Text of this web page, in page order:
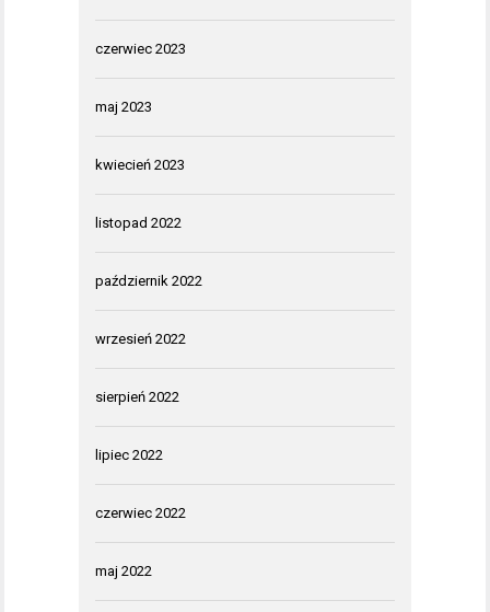
czerwiec 2023
maj 2023
kwiecień 2023
listopad 2022
październik 2022
wrzesień 2022
sierpień 2022
lipiec 2022
czerwiec 2022
maj 2022